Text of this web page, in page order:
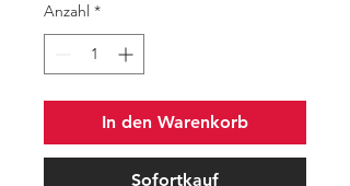
Anzahl *
In den Warenkorb
Sofortkauf